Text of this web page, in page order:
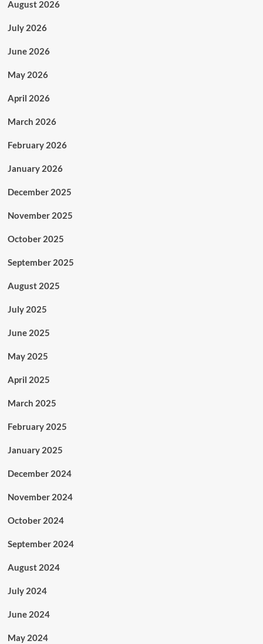
August 2026
July 2026
June 2026
May 2026
April 2026
March 2026
February 2026
January 2026
December 2025
November 2025
October 2025
September 2025
August 2025
July 2025
June 2025
May 2025
April 2025
March 2025
February 2025
January 2025
December 2024
November 2024
October 2024
September 2024
August 2024
July 2024
June 2024
May 2024